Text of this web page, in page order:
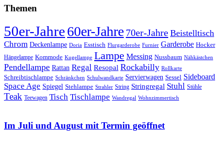
Themen
50er-Jahre60er-Jahre 70er-Jahre Beistelltisch
Chrom Deckenlampe Doria Esstisch Flurgarderobe Furnier Garderobe Hocker
Hängelampe Kommode Kugellampe Lampe Messing Nussbaum Nähkästchen
Pendellampe Rattan Regal Resopal Rockabilly Rollkarte
Schreibtischlampe Schränkchen Schulwandkarte Servierwagen Sessel Sideboard
Space Age Spiegel Stehlampe Strahler String Stringregal Stuhl Stühle
Teak Teewagen Tisch Tischlampe Wandregal Wohnzimmertisch
Im Juli und August mit Termin geöffnet